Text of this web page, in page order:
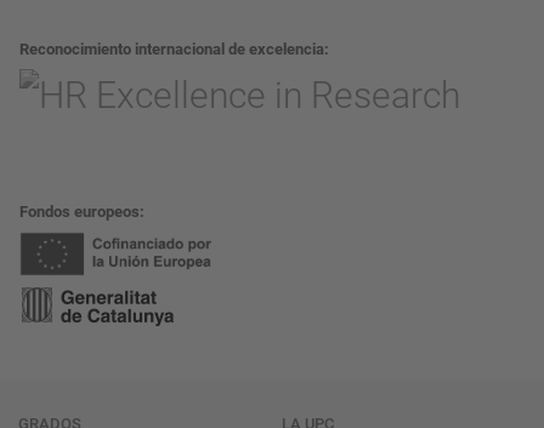
Reconocimiento internacional de excelencia
Fondos europeos
GRADOS
LA UPC